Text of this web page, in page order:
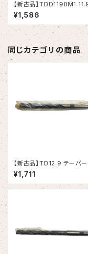
【新古品】TDD1190M1 11.9 テ
ーパーシャンクドリル 11.9xMT
1 (KOBELCO）
¥1,586
同じカテゴリの商品
【新古品】TD12.9 テーパーシャ
¥1,711